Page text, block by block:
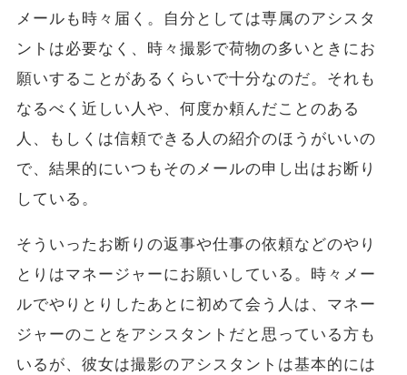
メールも時々届く。自分としては専属のアシスタ
ントは必要なく、時々撮影で荷物の多いときにお
願いすることがあるくらいで十分なのだ。それも
なるべく近しい人や、何度か頼んだことのある
人、もしくは信頼できる人の紹介のほうがいいの
で、結果的にいつもそのメールの申し出はお断り
している。
そういったお断りの返事や仕事の依頼などのやり
とりはマネージャーにお願いしている。時々メー
ルでやりとりしたあとに初めて会う人は、マネー
ジャーのことをアシスタントだと思っている方も
いるが、彼女は撮影のアシスタントは基本的には